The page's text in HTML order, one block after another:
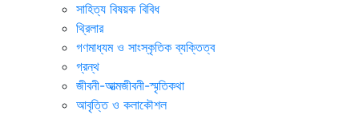
সাহিত্য বিষয়ক বিবিধ
থ্রিলার
গণমাধ্যম ও সাংস্কৃতিক ব্যক্তিত্ব
গ্রন্থ
জীবনী-আত্মজীবনী-স্মৃতিকথা
আবৃত্তি ও কলাকৌশল